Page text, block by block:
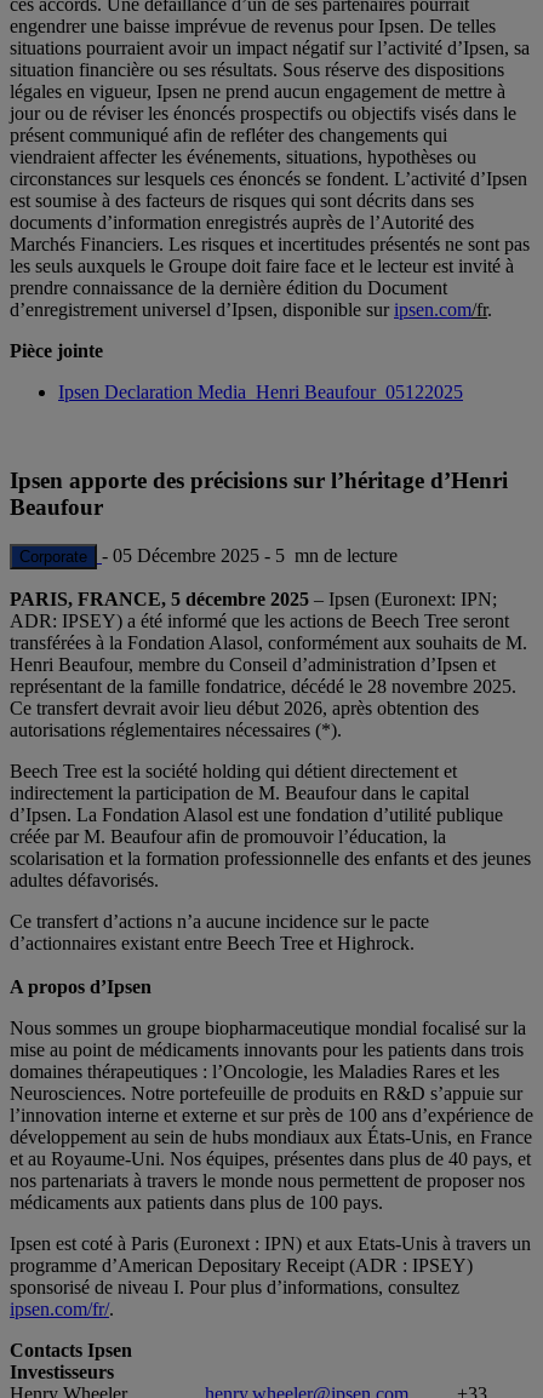
ces accords. Une défaillance d’un de ses partenaires pourrait
engendrer une baisse imprévue de revenus pour Ipsen. De telles
situations pourraient avoir un impact négatif sur l’activité d’Ipsen, sa
situation financière ou ses résultats. Sous réserve des dispositions
légales en vigueur, Ipsen ne prend aucun engagement de mettre à
jour ou de réviser les énoncés prospectifs ou objectifs visés dans le
présent communiqué afin de refléter des changements qui
viendraient affecter les événements, situations, hypothèses ou
circonstances sur lesquels ces énoncés se fondent. L’activité d’Ipsen
est soumise à des facteurs de risques qui sont décrits dans ses
documents d’information enregistrés auprès de l’Autorité des
Marchés Financiers. Les risques et incertitudes présentés ne sont pas
les seuls auxquels le Groupe doit faire face et le lecteur est invité à
prendre connaissance de la dernière édition du Document
d’enregistrement universel d’Ipsen, disponible sur ipsen.com/fr.
Pièce jointe
Ipsen Declaration Media_Henri Beaufour_05122025
Ipsen apporte des précisions sur l’héritage d’Henri
Beaufour
Corporate - 05 Décembre 2025 - 5 mn de lecture
PARIS, FRANCE, 5 décembre 2025 – Ipsen (Euronext: IPN;
ADR: IPSEY) a été informé que les actions de Beech Tree seront
transférées à la Fondation Alasol, conformément aux souhaits de M.
Henri Beaufour, membre du Conseil d’administration d’Ipsen et
représentant de la famille fondatrice, décédé le 28 novembre 2025.
Ce transfert devrait avoir lieu début 2026, après obtention des
autorisations réglementaires nécessaires (*).
Beech Tree est la société holding qui détient directement et
indirectement la participation de M. Beaufour dans le capital
d’Ipsen. La Fondation Alasol est une fondation d’utilité publique
créée par M. Beaufour afin de promouvoir l’éducation, la
scolarisation et la formation professionnelle des enfants et des jeunes
adultes défavorisés.
Ce transfert d’actions n’a aucune incidence sur le pacte
d’actionnaires existant entre Beech Tree et Highrock.
A propos d’Ipsen
Nous sommes un groupe biopharmaceutique mondial focalisé sur la
mise au point de médicaments innovants pour les patients dans trois
domaines thérapeutiques : l’Oncologie, les Maladies Rares et les
Neurosciences. Notre portefeuille de produits en R&D s’appuie sur
l’innovation interne et externe et sur près de 100 ans d’expérience de
développement au sein de hubs mondiaux aux États-Unis, en France
et au Royaume-Uni. Nos équipes, présentes dans plus de 40 pays, et
nos partenariats à travers le monde nous permettent de proposer nos
médicaments aux patients dans plus de 100 pays.
Ipsen est coté à Paris (Euronext : IPN) et aux Etats-Unis à travers un
programme d’American Depositary Receipt (ADR : IPSEY)
sponsorisé de niveau I. Pour plus d’informations, consultez
ipsen.com/fr/.
Contacts Ipsen
Investisseurs
Henry Wheeler henry.wheeler@ipsen.com +33